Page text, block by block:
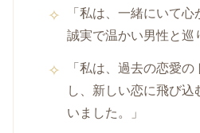
「私は、一緒にいて心
誠実で温かい男性と巡
「私は、過去の恋愛
し、新しい恋に飛び込
いました。」